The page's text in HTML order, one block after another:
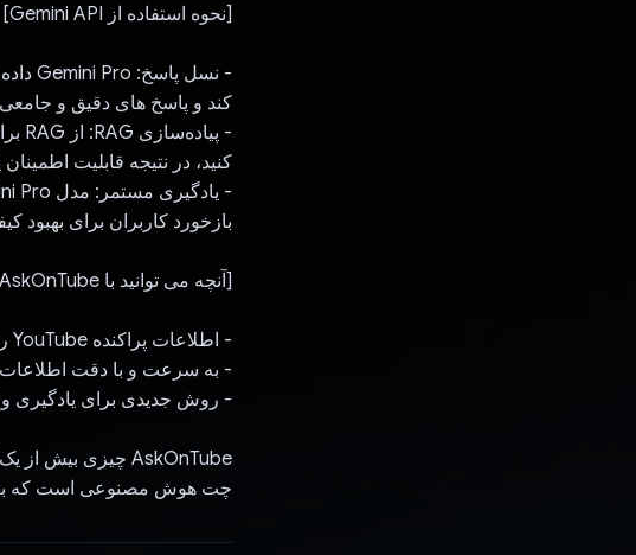
[نحوه استفاده از Gemini API]
کند و پاسخ های دقیق و جامعی
کنید، در نتیجه قابلیت
بازخورد کاربران برای بهبود
[آنچه می توانید با AskOnTube انجام دهید]
- اطلاعات پراکنده YouTube را به طور موثر مدیریت و استفاده کنید.
- به سرعت و با دقت اطلاعات
- روش جدیدی برای یادگیری
چت هوش مصنوعی است که به